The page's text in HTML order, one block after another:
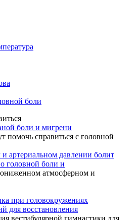
боли
боли и мигрени
помочь справиться с головной
артериальном давлении болит
головной боли и
атмосферном и
при головокружениях
для восстановления